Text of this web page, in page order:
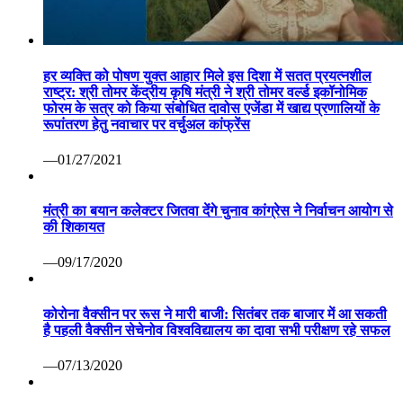
हर व्यक्ति को पोषण युक्त आहार मिले इस दिशा में सतत प्रयत्नशील
राष्ट्र: श्री तोमर केंद्रीय कृषि मंत्री ने श्री तोमर वर्ल्ड इकॉनोमिक
फोरम के सत्र को किया संबोधित दावोस एजेंडा में खाद्य प्रणालियों के
रूपांतरण हेतु नवाचार पर वर्चुअल कांफ्रेंस
—01/27/2021
मंत्री का बयान कलेक्टर जितवा देंगे चुनाव कांग्रेस ने निर्वाचन आयोग से
की शिकायत
—09/17/2020
कोरोना वैक्सीन पर रूस ने मारी बाजी: सितंबर तक बाजार में आ सकती
है पहली वैक्सीन सेचेनोव विश्वविद्यालय का दावा सभी परीक्षण रहे सफल
—07/13/2020